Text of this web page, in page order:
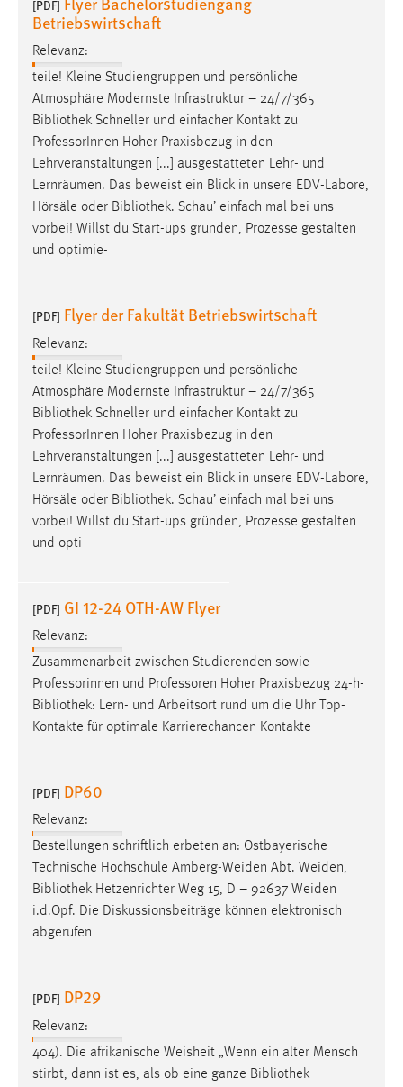
[PDF]
Betriebswirtschaft
Relevanz:
teile! Kleine Studiengruppen und persönliche
Atmosphäre Modernste Infrastruktur – 24/7/365
Bibliothek Schneller und einfacher Kontakt zu
ProfessorInnen Hoher Praxisbezug in den
Lehrveranstaltungen [...] ausgestatteten Lehr- und
Lernräumen. Das beweist ein Blick in unsere EDV-Labore,
Hörsäle oder Bibliothek. Schau’ einfach mal bei uns
vorbei! Willst du Start-ups gründen, Prozesse gestalten
und optimie-
[PDF] Flyer der Fakultät Betriebswirtschaft
Relevanz:
teile! Kleine Studiengruppen und persönliche
Atmosphäre Modernste Infrastruktur – 24/7/365
Bibliothek Schneller und einfacher Kontakt zu
ProfessorInnen Hoher Praxisbezug in den
Lehrveranstaltungen [...] ausgestatteten Lehr- und
Lernräumen. Das beweist ein Blick in unsere EDV-Labore,
Hörsäle oder Bibliothek. Schau’ einfach mal bei uns
vorbei! Willst du Start-ups gründen, Prozesse gestalten
und opti-
[PDF] GI 12-24 OTH-AW Flyer
Relevanz:
Zusammenarbeit zwischen Studierenden sowie
Professorinnen und Professoren Hoher Praxisbezug 24-h-
Bibliothek: Lern- und Arbeitsort rund um die Uhr Top-
Kontakte für optimale Karrierechancen Kontakte
[PDF] DP60
Relevanz:
Bestellungen schriftlich erbeten an: Ostbayerische
Technische Hochschule Amberg-Weiden Abt. Weiden,
Bibliothek Hetzenrichter Weg 15, D – 92637 Weiden
i.d.Opf. Die Diskussionsbeiträge können elektronisch
abgerufen
[PDF] DP29
Relevanz:
404). Die afrikanische Weisheit „Wenn ein alter Mensch
stirbt, dann ist es, als ob eine ganze Bibliothek
_pk_ref, _pk_cvar, _pk_id, _pk_ses
Zweck:
Zugriffsstatistik
Cookie Laufzeit:
Max. 13 Monate
MARKETING
Marketing Cookies werden von Drittanbietern
verwendet, um personalisierte Werbung anzuzeigen.
Google Ads
Name:
_gcl_au
Anbieter:
Zweck:
Conversion-Tracking
3 Monate
Facebook Pixel
Name:
_fbp
Anbieter:
Facebook
Cookie Laufzeit:
3 Monate
EXTERNE MEDIEN
Um Inhalte von Videoplattformen und Social Media
Plattformen anzeigen zu können, werden von diesen
YouTube
Vimeo